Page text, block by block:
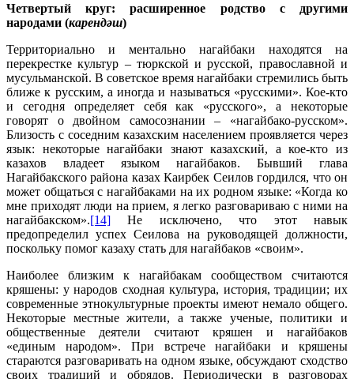
Четвертый круг: расширенное родство с другими
народами (карендәш)
Территориально и ментально нагайбаки находятся на
перекрестке культур – тюркской и русской, православной и
мусульманской. В советское время нагайбаки стремились быть
ближе к русским, а иногда и называться «русскими». Кое-кто
и сегодня определяет себя как «русского», а некоторые
говорят о двойном самосознании – «нагайбако-русском».
Близость с соседним казахским населением проявляется через
язык: некоторые нагайбаки знают казахский, а кое-кто из
казахов владеет языком нагайбаков. Бывший глава
Нагайбакского района казах Каирбек Сеилов гордился, что он
может общаться с нагайбаками на их родном языке: «Когда ко
мне приходят люди на прием, я легко разговариваю с ними на
нагайбакском».[14] Не исключено, что этот навык
предопределил успех Сеилова на руководящей должности,
поскольку помог казаху стать для нагайбаков «своим».
Наиболее близким к нагайбакам сообществом считаются
кряшены: у народов сходная культура, история, традиции; их
современные этнокультурные проекты имеют немало общего.
Некоторые местные жители, а также ученые, политики и
общественные деятели считают кряшен и нагайбаков
«единым народом». При встрече нагайбаки и кряшены
стараются разговаривать на одном языке, обсуждают сходство
своих традиций и обрядов. Периодически в разговорах